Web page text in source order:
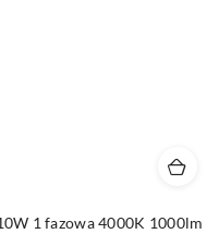
1 fazowa 4000K 1000lm